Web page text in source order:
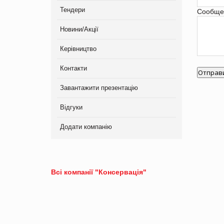
Тендери
Новини/Акції
Керівництво
Контакти
Завантажити презентацію
Відгуки
Додати компанію
Всі компанії "Консервація"